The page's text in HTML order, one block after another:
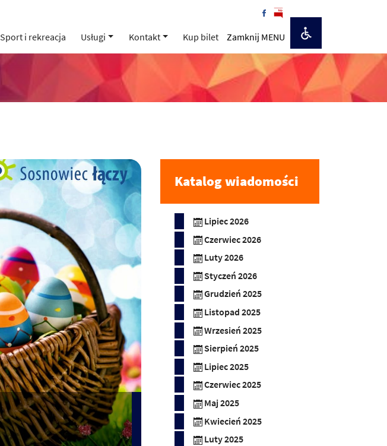
Sport i rekreacja Usługi Kontakt Kup bilet Zamknij MENU
Katalog wiadomości
Lipiec 2026
Czerwiec 2026
Luty 2026
Styczeń 2026
Grudzień 2025
Listopad 2025
Wrzesień 2025
Sierpień 2025
Lipiec 2025
Czerwiec 2025
Maj 2025
Kwiecień 2025
Luty 2025